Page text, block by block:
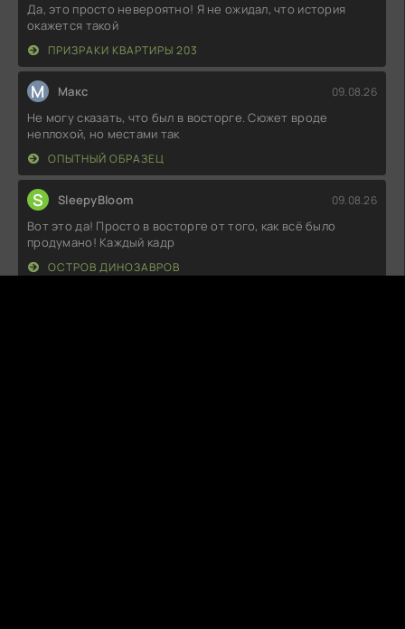
Да, это просто невероятно! Я не ожидал, что история
окажется такой
ПРИЗРАКИ КВАРТИРЫ 203
М Макс 09.08.26
Не могу сказать, что был в восторге. Сюжет вроде
неплохой, но местами так
ОПЫТНЫЙ ОБРАЗЕЦ
S SleepyBloom 09.08.26
Вот это да! Просто в восторге от того, как всё было
продумано! Каждый кадр
ОСТРОВ ДИНОЗАВРОВ